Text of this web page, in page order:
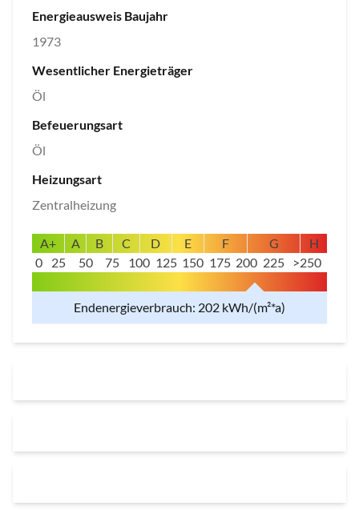
Energieausweis Baujahr
1973
Wesentlicher Energieträger
Öl
Befeuerungsart
Öl
Heizungsart
Zentralheizung
A+ A B C D E F G
H
0
25 50 75 100 125 150 175 200 225 >250
Endenergieverbrauch: 202 kWh/(m²*a)